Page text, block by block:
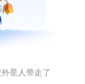
星人带走了